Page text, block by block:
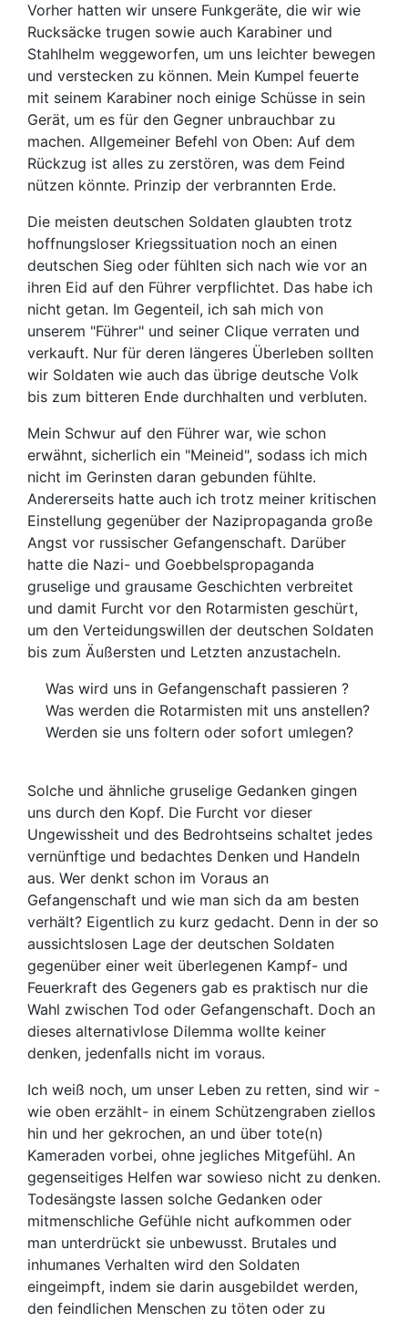
Vorher hatten wir unsere Funkgeräte, die wir wie
Rucksäcke trugen sowie auch Karabiner und
Stahlhelm weggeworfen, um uns leichter bewegen
und verstecken zu können. Mein Kumpel feuerte
mit seinem Karabiner noch einige Schüsse in sein
Gerät, um es für den Gegner unbrauchbar zu
machen. Allgemeiner Befehl von Oben: Auf dem
Rückzug ist alles zu zerstören, was dem Feind
nützen könnte. Prinzip der verbrannten Erde.
Die meisten deutschen Soldaten glaubten trotz
hoffnungsloser Kriegssituation noch an einen
deutschen Sieg oder fühlten sich nach wie vor an
ihren Eid auf den Führer verpflichtet. Das habe ich
nicht getan. Im Gegenteil, ich sah mich von
unserem "Führer" und seiner Clique verraten und
verkauft. Nur für deren längeres Überleben sollten
wir Soldaten wie auch das übrige deutsche Volk
bis zum bitteren Ende durchhalten und verbluten.
Mein Schwur auf den Führer war, wie schon
erwähnt, sicherlich ein "Meineid", sodass ich mich
nicht im Gerinsten daran gebunden fühlte.
Andererseits hatte auch ich trotz meiner kritischen
Einstellung gegenüber der Nazipropaganda große
Angst vor russischer Gefangenschaft. Darüber
hatte die Nazi- und Goebbelspropaganda
gruselige und grausame Geschichten verbreitet
und damit Furcht vor den Rotarmisten geschürt,
um den Verteidungswillen der deutschen Soldaten
bis zum Äußersten und Letzten anzustacheln.
Was wird uns in Gefangenschaft passieren ?
Was werden die Rotarmisten mit uns anstellen?
Werden sie uns foltern oder sofort umlegen?
Solche und ähnliche gruselige Gedanken gingen
uns durch den Kopf. Die Furcht vor dieser
Ungewissheit und des Bedrohtseins schaltet jedes
vernünftige und bedachtes Denken und Handeln
aus. Wer denkt schon im Voraus an
Gefangenschaft und wie man sich da am besten
verhält? Eigentlich zu kurz gedacht. Denn in der so
aussichtslosen Lage der deutschen Soldaten
gegenüber einer weit überlegenen Kampf- und
Feuerkraft des Gegeners gab es praktisch nur die
Wahl zwischen Tod oder Gefangenschaft. Doch an
dieses alternativlose Dilemma wollte keiner
denken, jedenfalls nicht im voraus.
Ich weiß noch, um unser Leben zu retten, sind wir -
wie oben erzählt- in einem Schützengraben ziellos
hin und her gekrochen, an und über tote(n)
Kameraden vorbei, ohne jegliches Mitgefühl. An
gegenseitiges Helfen war sowieso nicht zu denken.
Todesängste lassen solche Gedanken oder
mitmenschliche Gefühle nicht aufkommen oder
man unterdrückt sie unbewusst. Brutales und
inhumanes Verhalten wird den Soldaten
eingeimpft, indem sie darin ausgebildet werden,
den feindlichen Menschen zu töten oder zu